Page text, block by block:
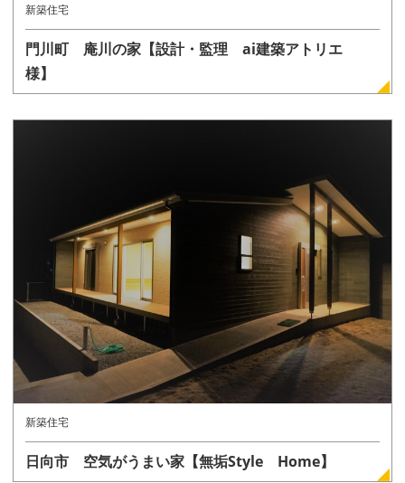
新築住宅
門川町 庵川の家【設計・監理 ai建築アトリエ
様】
新築住宅
日向市 空気がうまい家【無垢Style Home】
詳しく見る